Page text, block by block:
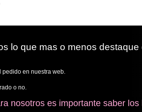
lo que mas o menos
pedido en nuestra web.
o no.
nosotros es importante saber